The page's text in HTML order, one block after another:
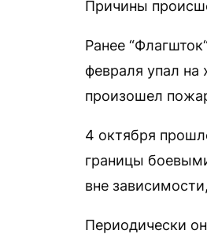
Причины
Ранее
февраля упал на
произошел
4 октября
границы
вне
Периодически